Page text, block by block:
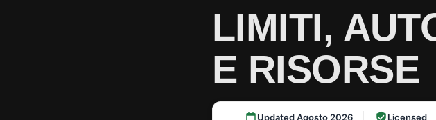
LIMITI,
E RISORSE
Updated Agosto 2026 Licensed